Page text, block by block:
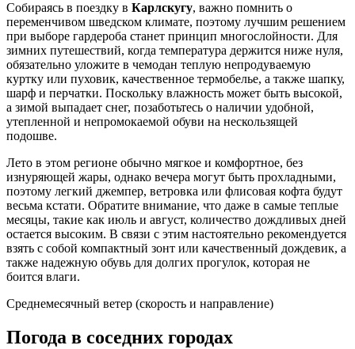
Собираясь в поездку в Карлскугу, важно помнить о
переменчивом шведском климате, поэтому лучшим решением
при выборе гардероба станет принцип многослойности. Для
зимних путешествий, когда температура держится ниже нуля,
обязательно уложите в чемодан теплую непродуваемую
куртку или пуховик, качественное термобелье, а также шапку,
шарф и перчатки. Поскольку влажность может быть высокой,
а зимой выпадает снег, позаботьтесь о наличии удобной,
утепленной и непромокаемой обуви на нескользящей
подошве.
Лето в этом регионе обычно мягкое и комфортное, без
изнуряющей жары, однако вечера могут быть прохладными,
поэтому легкий джемпер, ветровка или флисовая кофта будут
весьма кстати. Обратите внимание, что даже в самые теплые
месяцы, такие как июль и август, количество дождливых дней
остается высоким. В связи с этим настоятельно рекомендуется
взять с собой компактный зонт или качественный дождевик, а
также надежную обувь для долгих прогулок, которая не
боится влаги.
Среднемесячный ветер (скорость и направление)
Погода в соседних городах